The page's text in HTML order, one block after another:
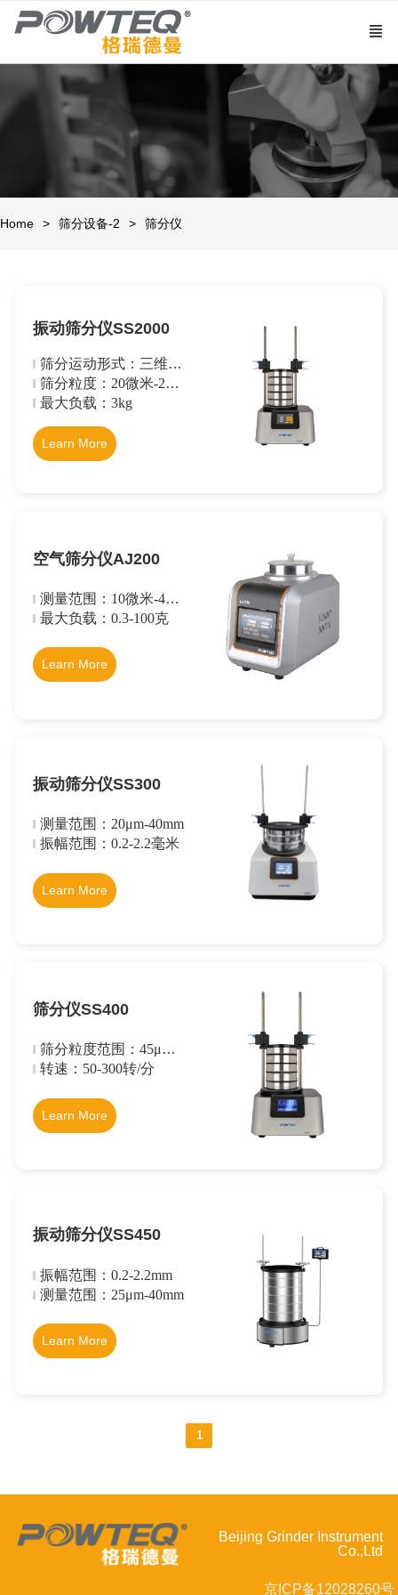
Home 筛分设备-2 筛分仪
振动筛分仪SS2000
筛分运动形式：三维抛
掷运动
筛分粒度：20微米-25
毫米
最大负载：3kg
Learn More
空气筛分仪AJ200
测量范围：10微米-4毫
米最大负载：0.3-100克
Learn More
振动筛分仪SS300
测量范围：20μm-40mm
振幅范围：0.2-2.2毫米
Learn More
筛分仪SS400
筛分粒度范围：45μm-
63mm
转速：50-300转/分
Learn More
振动筛分仪SS450
振幅范围：0.2-2.2mm
测量范围：25μm-40mm
Learn More
1
Beijing Grinder Instrument
Co.,Ltd
京ICP备12028260号